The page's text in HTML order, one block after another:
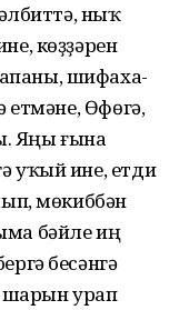
ныҡ
көҙҙәрен
шифаха­
етмәне, Өфөгә,
Яңы ғына
уҡый ине, етди
мөкиббән
бәйле иң
бесәнгә
шарын урап